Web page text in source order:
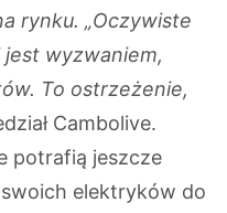
rynku. „Oczywiste
wyzwaniem,
To ostrzeżenie,
Cambolive.
potrafią jeszcze
elektryków do